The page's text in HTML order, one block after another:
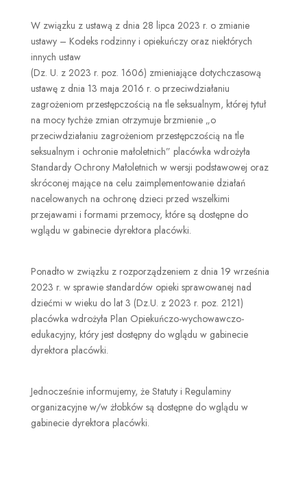
W związku z ustawą z dnia 28 lipca 2023 r. o zmianie
ustawy – Kodeks rodzinny i opiekuńczy oraz niektórych
innych ustaw
(Dz. U. z 2023 r. poz. 1606) zmieniające dotychczasową
ustawę z dnia 13 maja 2016 r. o przeciwdziałaniu
zagrożeniom przestępczością na tle seksualnym, której tytuł
na mocy tychże zmian otrzymuje brzmienie „o
przeciwdziałaniu zagrożeniom przestępczością na tle
seksualnym i ochronie małoletnich” placówka wdrożyła
Standardy Ochrony Małoletnich w wersji podstawowej oraz
skróconej mające na celu zaimplementowanie działań
nacelowanych na ochronę dzieci przed wszelkimi
przejawami i formami przemocy, które są dostępne do
wglądu w gabinecie dyrektora placówki.
Ponadto w związku z rozporządzeniem z dnia 19 września
2023 r. w sprawie standardów opieki sprawowanej nad
dziećmi w wieku do lat 3 (Dz.U. z 2023 r. poz. 2121)
placówka wdrożyła Plan Opiekuńczo-wychowawczo-
edukacyjny, który jest dostępny do wglądu w gabinecie
dyrektora placówki.
Jednocześnie informujemy, że Statuty i Regulaminy
organizacyjne w/w żłobków są dostępne do wglądu w
gabinecie dyrektora placówki.